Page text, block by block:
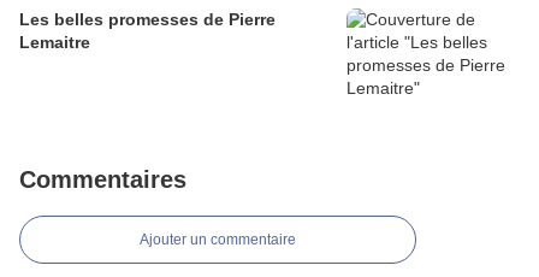
Les belles promesses de Pierre
Lemaitre
Commentaires
Ajouter un commentaire